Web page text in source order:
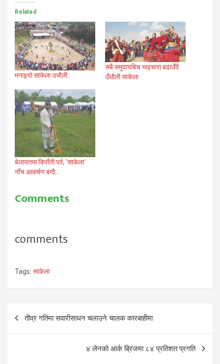
Related
मनाइयो साकेला उभौली..
सबै समुदायबिच भाइचारा बढाउँदै
उँधौली साकेला
बेलायतमा किराँती पर्व, ‘साकेला’
नाँच आकर्षण बन्दै…
Comments
comments
Tags: साकेला
Post
navigation
तीव्र गतिमा सवारीसाधन चलाउने चालक कारबाहीमा
४ लेनको आर्क ब्रिजमा ८४ प्रतिशत प्रगति